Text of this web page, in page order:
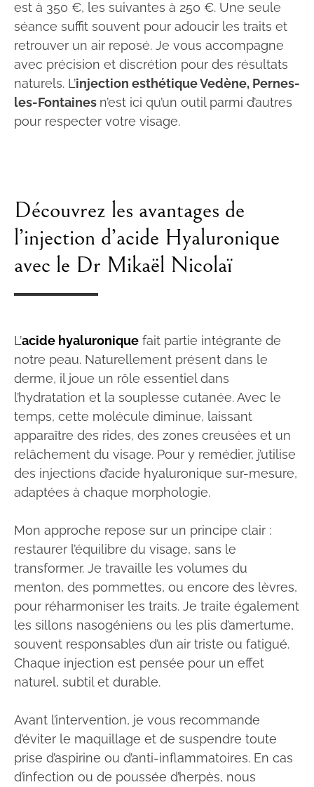
est à 350 €, les suivantes à 250 €. Une seule
séance suffit souvent pour adoucir les traits et
retrouver un air reposé. Je vous accompagne
avec précision et discrétion pour des résultats
naturels. L’injection esthétique Vedène, Pernes-
les-Fontaines n’est ici qu’un outil parmi d’autres
pour respecter votre visage.
Découvrez les avantages de
l’injection d’acide Hyaluronique
avec le Dr Mikaël Nicolaï
L’acide hyaluronique fait partie intégrante de
notre peau. Naturellement présent dans le
derme, il joue un rôle essentiel dans
l’hydratation et la souplesse cutanée. Avec le
temps, cette molécule diminue, laissant
apparaître des rides, des zones creusées et un
relâchement du visage. Pour y remédier, j’utilise
des injections d’acide hyaluronique sur-mesure,
adaptées à chaque morphologie.
Mon approche repose sur un principe clair :
restaurer l’équilibre du visage, sans le
transformer. Je travaille les volumes du
menton, des pommettes, ou encore des lèvres,
pour réharmoniser les traits. Je traite également
les sillons nasogéniens ou les plis d’amertume,
souvent responsables d’un air triste ou fatigué.
Chaque injection est pensée pour un effet
naturel, subtil et durable.
Avant l’intervention, je vous recommande
d’éviter le maquillage et de suspendre toute
prise d’aspirine ou d’anti-inflammatoires. En cas
d’infection ou de poussée d’herpès, nous